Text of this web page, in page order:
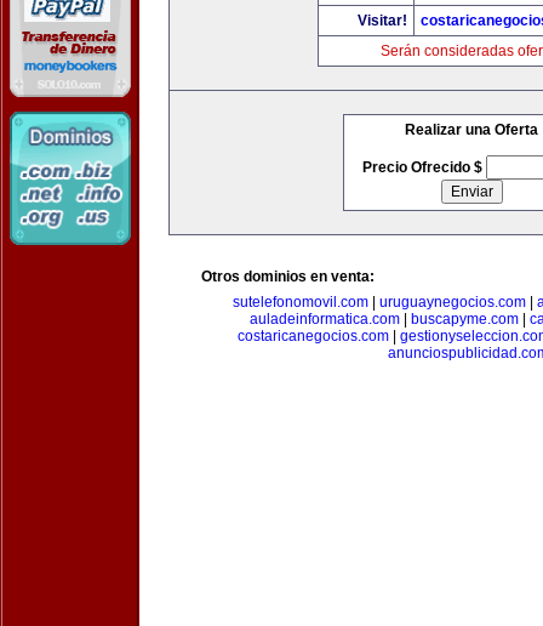
Visitar!
Serán consideradas
Realizar una Oferta
Precio Ofrecido $
Otros dominios en venta:
sutelefonomovil.com| uruguaynegocios.com|
auladeinformatica.com| buscapyme.com|
costaricanegocios.com|